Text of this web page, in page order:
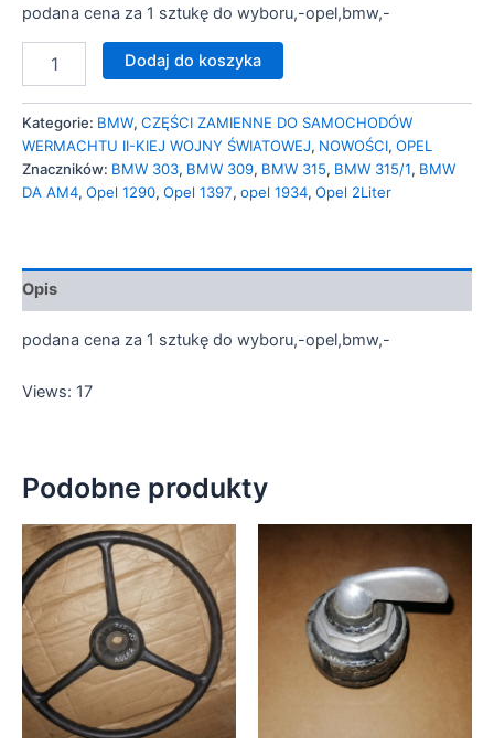
podana cena za 1 sztukę do wyboru,-opel,bmw,-
Dodaj do koszyka
Kategorie: BMW, CZĘŚCI ZAMIENNE DO SAMOCHODÓW
WERMACHTU II-KIEJ WOJNY ŚWIATOWEJ, NOWOŚCI, OPEL
Znaczników: BMW 303, BMW 309, BMW 315, BMW 315/1, BMW
DA AM4, Opel 1290, Opel 1397, opel 1934, Opel 2Liter
Opis
podana cena za 1 sztukę do wyboru,-opel,bmw,-
Views: 17
Podobne produkty